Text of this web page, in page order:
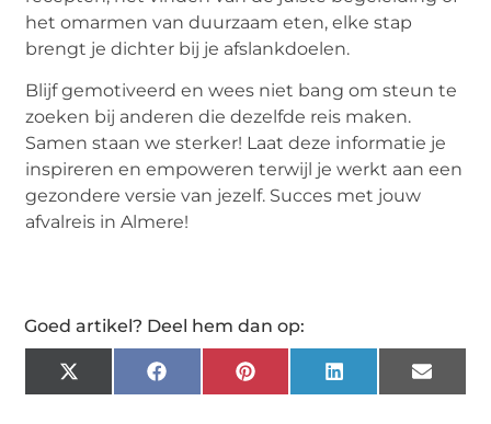
het omarmen van duurzaam eten, elke stap
brengt je dichter bij je afslankdoelen.
Blijf gemotiveerd en wees niet bang om steun te
zoeken bij anderen die dezelfde reis maken.
Samen staan we sterker! Laat deze informatie je
inspireren en empoweren terwijl je werkt aan een
gezondere versie van jezelf. Succes met jouw
afvalreis in Almere!
Goed artikel? Deel hem dan op:
X
(Twitter)
FacebookPinterestLinkedInEmail